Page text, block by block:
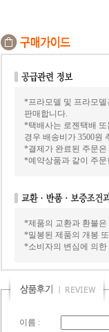
*프라모델 및 프라모델
판매합니다.
*택배사는 로젠택배 또
경우 배송비가 3500원
*결제가 완료된 주문은
*예약상품과 같이 주
*제품의 교환과 환불은
*밀봉된 제품의 개봉
*소비자의 변심에 의
이름 :